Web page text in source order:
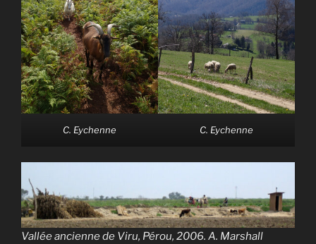
C. Eychenne C. Eychenne
Vallée ancienne de Viru, Pérou, 2006. A. Marshall